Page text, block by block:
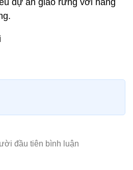
dự án giao rừng với hàng